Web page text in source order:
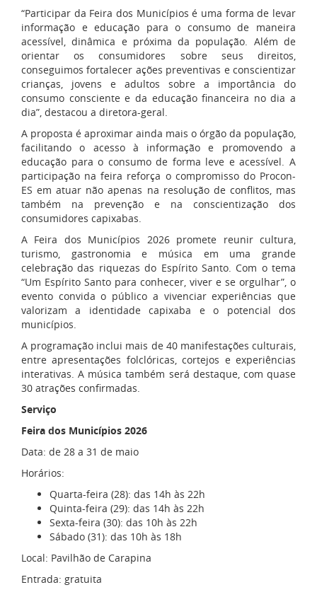
“Participar da Feira dos Municípios é uma forma de levar
informação e educação para o consumo de maneira
acessível, dinâmica e próxima da população. Além de
orientar os consumidores sobre seus direitos,
conseguimos fortalecer ações preventivas e conscientizar
crianças, jovens e adultos sobre a importância do
consumo consciente e da educação financeira no dia a
dia”, destacou a diretora-geral.
A proposta é aproximar ainda mais o órgão da população,
facilitando o acesso à informação e promovendo a
educação para o consumo de forma leve e acessível. A
participação na feira reforça o compromisso do Procon-
ES em atuar não apenas na resolução de conflitos, mas
também na prevenção e na conscientização dos
consumidores capixabas.
A Feira dos Municípios 2026 promete reunir cultura,
turismo, gastronomia e música em uma grande
celebração das riquezas do Espírito Santo. Com o tema
“Um Espírito Santo para conhecer, viver e se orgulhar”, o
evento convida o público a vivenciar experiências que
valorizam a identidade capixaba e o potencial dos
municípios.
A programação inclui mais de 40 manifestações culturais,
entre apresentações folclóricas, cortejos e experiências
interativas. A música também será destaque, com quase
30 atrações confirmadas.
Serviço
Feira dos Municípios 2026
Data: de 28 a 31 de maio
Horários:
Quarta-feira (28): das 14h às 22h
Quinta-feira (29): das 14h às 22h
Sexta-feira (30): das 10h às 22h
Sábado (31): das 10h às 18h
Local: Pavilhão de Carapina
Entrada: gratuita